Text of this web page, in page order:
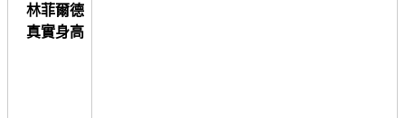
林菲爾德
真實身高